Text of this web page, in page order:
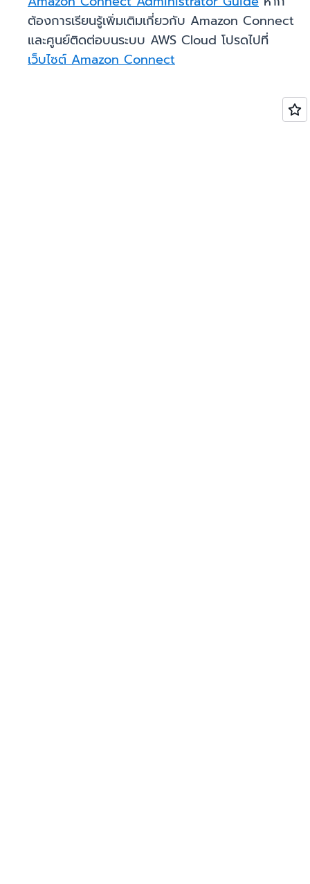
ต้องการเรียนรู้เพิ่มเติมเกี่ยวกับ Amazon Connect
และศูนย์ติดต่อบนระบบ AWS Cloud โปรดไปที่
เว็บไซต์ Amazon Connect